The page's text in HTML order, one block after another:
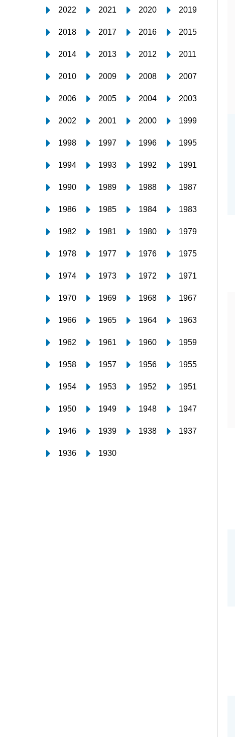
2022 2021 2020 2019
2018 2017 2016 2015
2014 2013 2012 2011
2010 2009 2008 2007
2006 2005 2004 2003
2002 2001 2000 1999
1998 1997 1996 1995
1994 1993 1992 1991
1990 1989 1988 1987
1986 1985 1984 1983
1982 1981 1980 1979
1978 1977 1976 1975
1974 1973 1972 1971
1970 1969 1968 1967
1966 1965 1964 1963
1962 1961 1960 1959
1958 1957 1956 1955
1954 1953 1952 1951
1950 1949 1948 1947
1946 1939 1938 1937
1936 1930